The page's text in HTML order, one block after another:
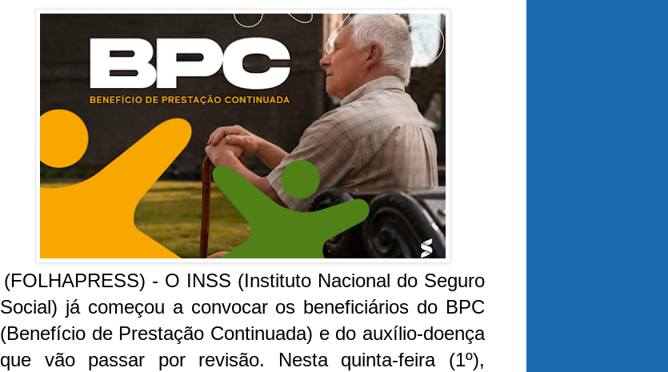
(FOLHAPRESS) - O INSS (Instituto Nacional do Seguro
Social) já começou a convocar os beneficiários do BPC
(Benefício de Prestação Continuada) e do auxílio-doença
que vão passar por revisão. Nesta quinta-feira (1º),